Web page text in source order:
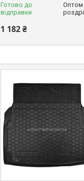
Готово до
відправки
Оптом
1 182 ₴